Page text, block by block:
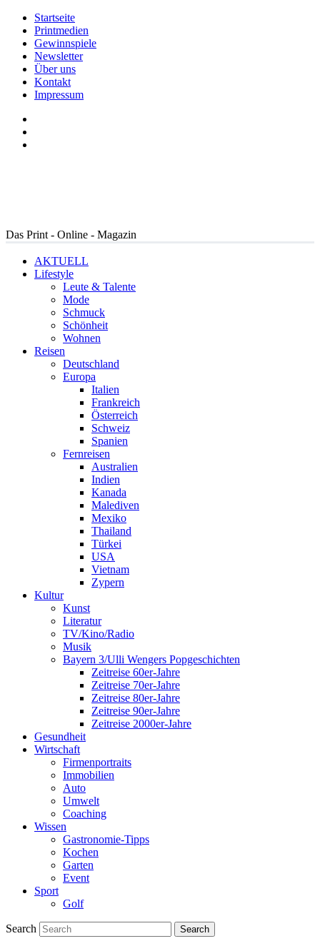
Startseite
Printmedien
Gewinnspiele
Newsletter
Über uns
Kontakt
Impressum
Das Print - Online - Magazin
AKTUELL
Lifestyle
Leute & Talente
Mode
Schmuck
Schönheit
Wohnen
Reisen
Deutschland
Europa
Italien
Frankreich
Österreich
Schweiz
Spanien
Fernreisen
Australien
Indien
Kanada
Malediven
Mexiko
Thailand
Türkei
USA
Vietnam
Zypern
Kultur
Kunst
Literatur
TV/Kino/Radio
Musik
Bayern 3/Ulli Wengers Popgeschichten
Zeitreise 60er-Jahre
Zeitreise 70er-Jahre
Zeitreise 80er-Jahre
Zeitreise 90er-Jahre
Zeitreise 2000er-Jahre
Gesundheit
Wirtschaft
Firmenportraits
Immobilien
Auto
Umwelt
Coaching
Wissen
Gastronomie-Tipps
Kochen
Garten
Event
Sport
Golf
Search